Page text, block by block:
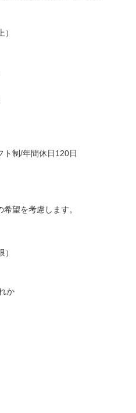
ト制/年間休日120日
望を考慮します。
か